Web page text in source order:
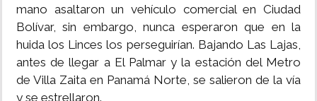
SHOW
DEPORTES
MUNDO
mano asaltaron un vehículo comercial en Ciudad
Bolívar, sin embargo, nunca esperaron que en la
huida los Linces los perseguirían. Bajando Las Lajas,
antes de llegar a El Palmar y la estación del Metro
de Villa Zaita en Panamá Norte, se salieron de la vía
y se estrellaron.